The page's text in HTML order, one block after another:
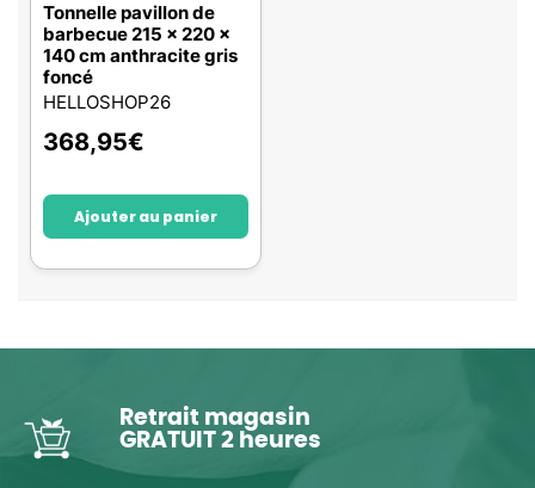
Tonnelle pavillon de
barbecue 215 x 220 x
140 cm anthracite gris
foncé
HELLOSHOP26
368,95€
Ajouter au panier
Retrait magasin
GRATUIT 2 heures